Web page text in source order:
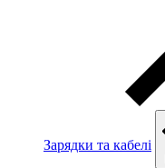
Зарядки та кабелі